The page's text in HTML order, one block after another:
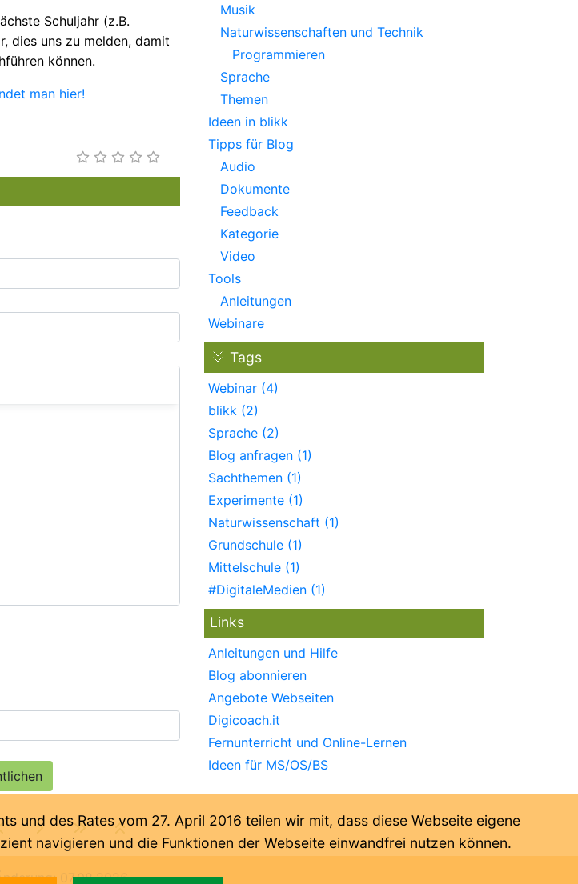
Schuljahr (z.B.
dies uns zu melden, damit
können.
man hier!
Musik
Naturwissenschaften und Technik
Programmieren
Sprache
Themen
Ideen in blikk
Tipps für Blog
Audio
Dokumente
Feedback
Kategorie
Video
Tools
Anleitungen
Webinare
Tags
Webinar (4)
blikk (2)
Sprache (2)
Blog anfragen (1)
Sachthemen (1)
Experimente (1)
Naturwissenschaft (1)
Grundschule (1)
Mittelschule (1)
#DigitaleMedien (1)
Links
Anleitungen und Hilfe
Blog abonnieren
Angebote Webseiten
Digicoach.it
Fernunterricht und Online-Lernen
Ideen für MS/OS/BS
07.08.2026
und des Rates vom 27. April 2016 teilen wir mit, dass diese Webseite eigene
navigieren und die Funktionen der Webseite einwandfrei nutzen können.